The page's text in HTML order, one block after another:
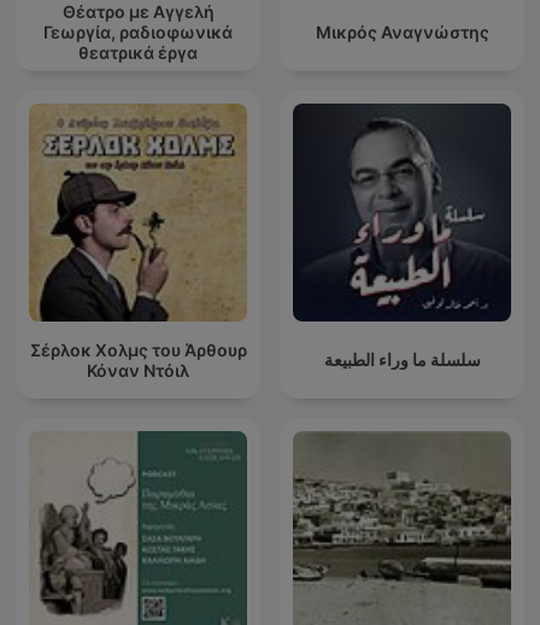
Θέατρο με Αγγελή
Γεωργία, ραδιοφωνικά
θεατρικά έργα
Μικρός Αναγνώστης
Σέρλοκ Χολμς του Άρθουρ
Κόναν Ντόιλ
سلسلة ما وراء الطبيعة